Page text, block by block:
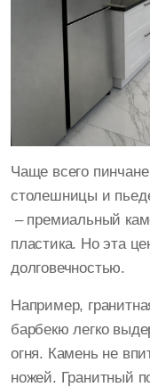
Чаще всего
столешницы и
– премиальный
пластика. Но эта
долговечностью.
Например,
барбекю легко
огня. Камень не
ножей. Гранитный